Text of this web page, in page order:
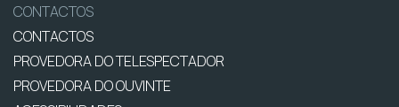
CONTACTOS
CONTACTOS
PROVEDORA DO TELESPECTADOR
PROVEDORA DO OUVINTE